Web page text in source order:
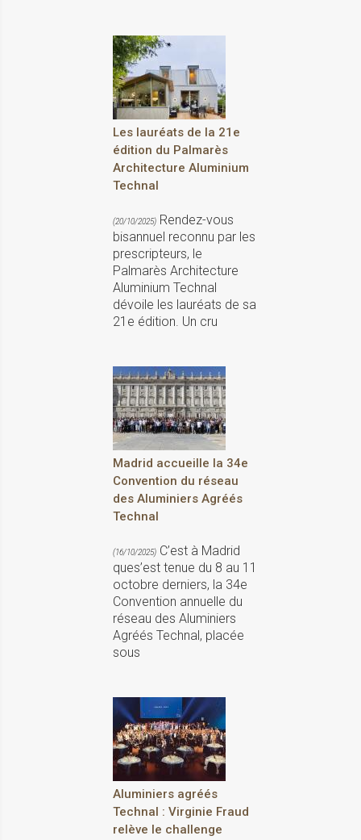
Les lauréats de la 21e
édition du Palmarès
Architecture Aluminium
Technal
(20/10/2025) Rendez-vous
bisannuel reconnu par les
prescripteurs, le
Palmarès Architecture
Aluminium Technal
dévoile les lauréats de sa
21e édition. Un cru
Madrid accueille la 34e
Convention du réseau
des Aluminiers Agréés
Technal
(16/10/2025) C’est à Madrid
ques’est tenue du 8 au 11
octobre derniers, la 34e
Convention annuelle du
réseau des Aluminiers
Agréés Technal, placée
sous
Aluminiers agréés
Technal : Virginie Fraud
relève le challenge